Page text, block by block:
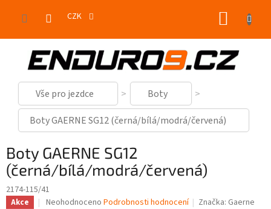
CZK
Vše pro jezdce
Boty
Boty GAERNE SG12 (černá/bílá/modrá/červená)
Boty GAERNE SG12
(černá/bílá/modrá/červená)
2174-115/41
Akce
Průměrné
Neohodnoceno Podrobnosti hodnocení Značka: Gaerne